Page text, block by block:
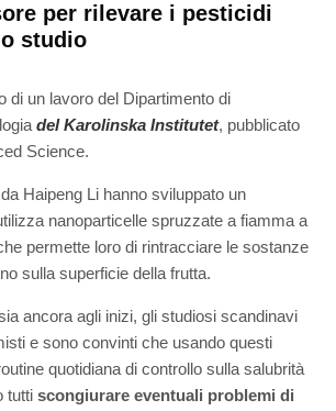
per rilevare i pesticidi
studio
di un lavoro del Dipartimento di
del Karolinska Institutet, pubblicato
Science.
Haipeng Li hanno sviluppato un
nanoparticelle spruzzate a fiamma a
permette loro di rintracciare le sostanze
sulla superficie della frutta.
ancora agli inizi, gli studiosi scandinavi
e sono convinti che usando questi
quotidiana di controllo sulla salubrità
tutti scongiurare eventuali problemi di